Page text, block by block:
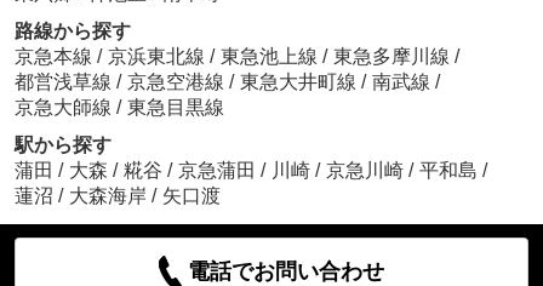
路線から探す
京急本線 / 京浜東北線 / 東急池上線 / 東急多摩川線 /
都営浅草線 / 京急空港線 / 東急大井町線 / 南武線 /
京急大師線 / 東急目黒線
駅から探す
蒲田 / 大森 / 糀谷 / 京急蒲田 / 川崎 / 京急川崎 / 平和島 /
蓮沼 / 大森海岸 / 矢口渡
電話でお問い合わせ